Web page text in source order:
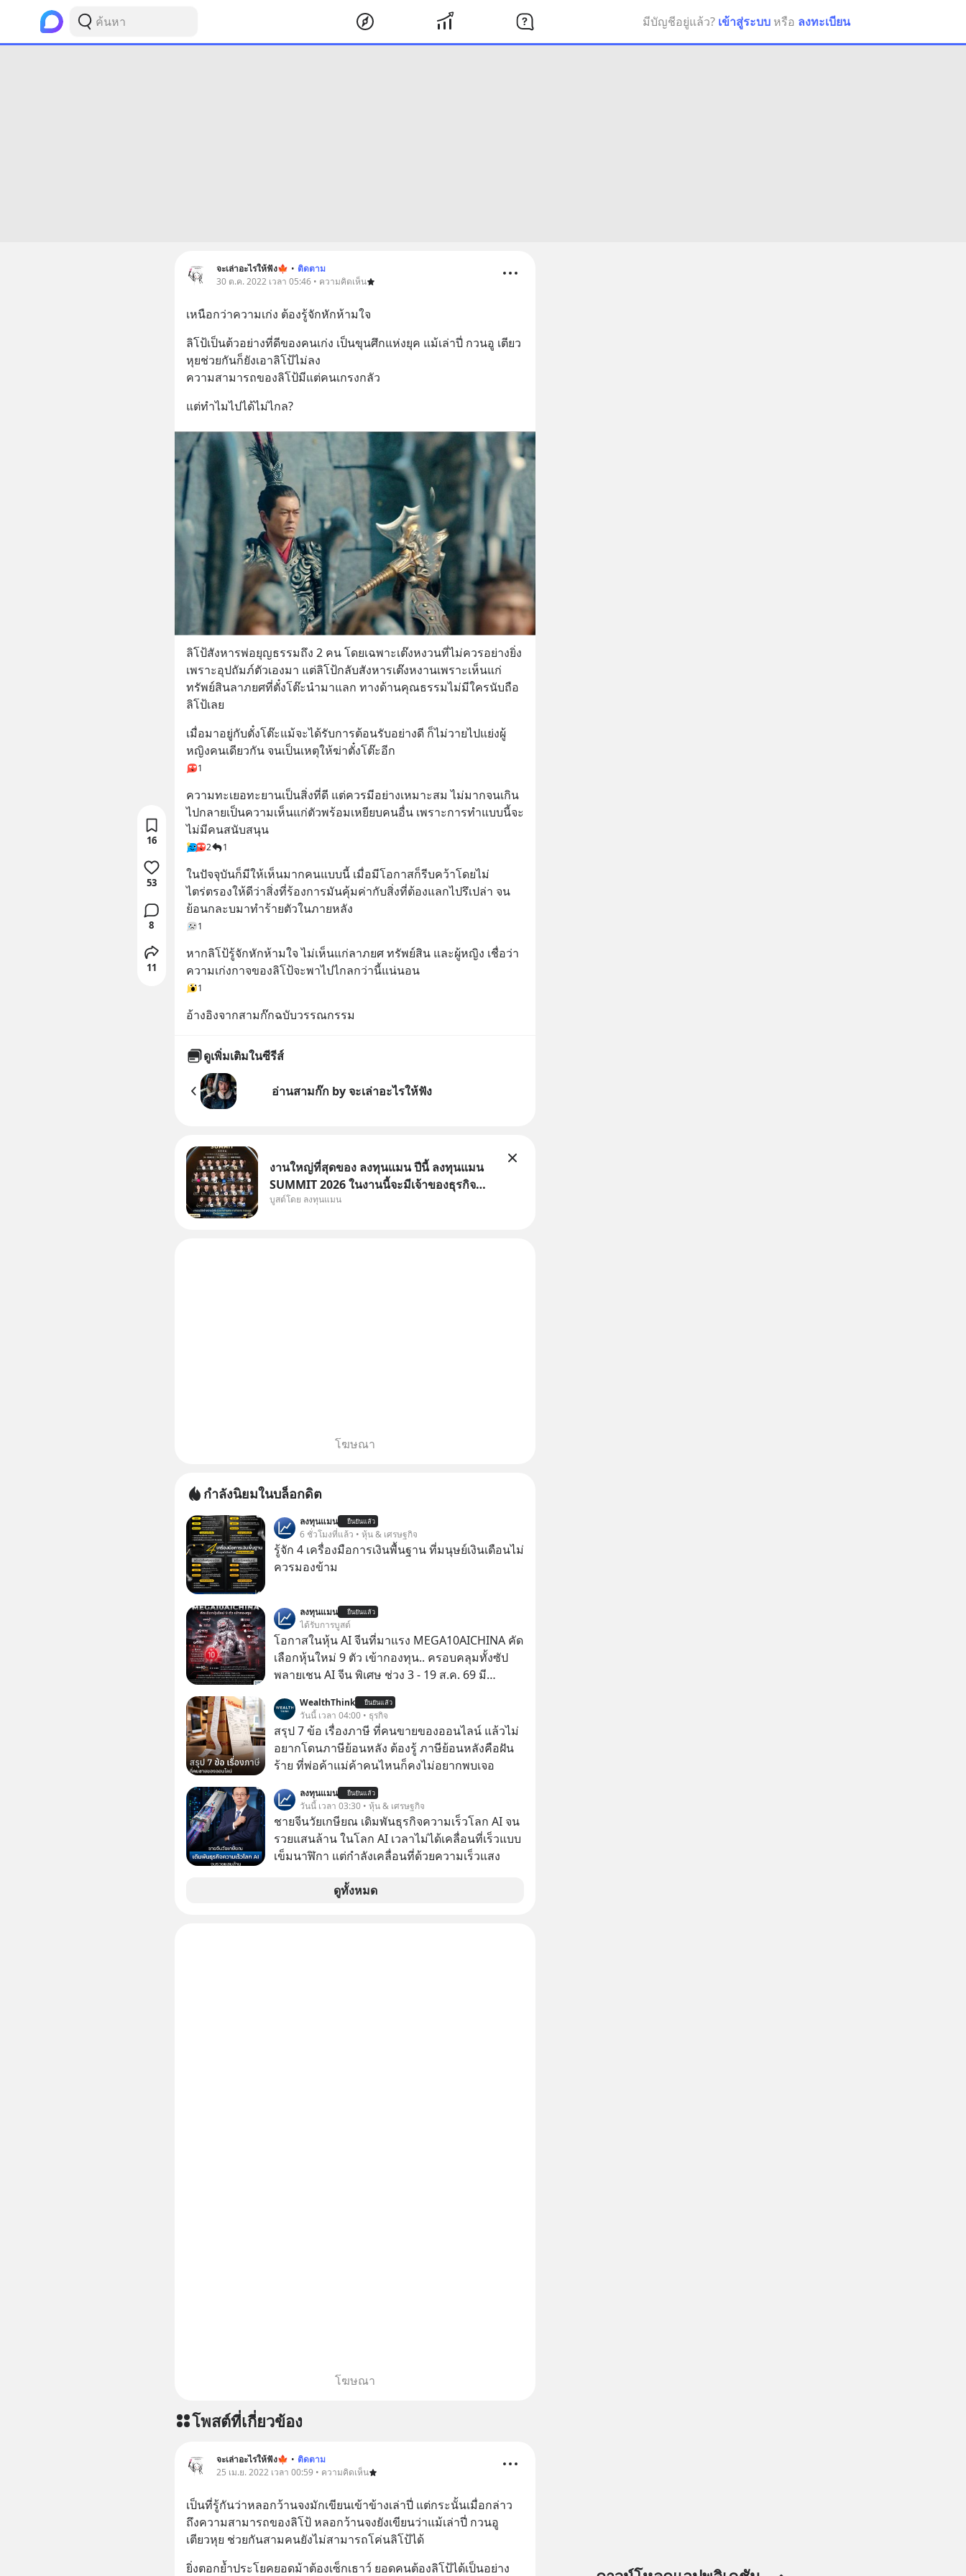
มีบัญชีอยู่แล้ว? เข้าสู่ระบบ หรือ ลงทะเบียน
จะเล่าอะไรให้ฟัง🍁 • ติดตาม
30 ต.ค. 2022 เวลา 05:46 • ความคิดเห็น
เหนือกว่าความเก่ง ต้องรู้จักหักห้ามใจ
ลิโป้เป็นต้วอย่างที่ดีของคนเก่ง เป็นขุนศึกแห่งยุค แม้เล่าปี่ กวนอู เตียว
หุยช่วยกันก็ยังเอาลิโป้ไม่ลง
ความสามารถของลิโป้มีแต่คนเกรงกลัว
แต่ทำไมไปได้ไม่ไกล?
ลิโป้สังหารพ่อยุญธรรมถึง 2 คน โดยเฉพาะเต๊งหงวนที่ไม่ควรอย่างยิ่ง
เพราะอุปถัมภ์ตัวเองมา แต่ลิโป้กลับสังหารเต๊งหงานเพราะเห็นแก่
ทรัพย์สินลาภยศที่ตั๋งโต๊ะนำมาแลก ทางด้านคุณธรรมไม่มีใครนับถือ
ลิโป้เลย
เมื่อมาอยู่กับตั๋งโต๊ะแม้จะได้รับการต้อนรับอย่างดี ก็ไม่วายไปแย่งผู้
หญิงคนเดียวกัน จนเป็นเหตุให้ฆ่าตั๋งโต๊ะอีก
1
ความทะเยอทะยานเป็นสิ่งที่ดี แต่ควรมีอย่างเหมาะสม ไม่มากจนเกิน
ไปกลายเป็นความเห็นแก่ตัวพร้อมเหยียบคนอื่น เพราะการทำแบบนี้จะ
ไม่มีคนสนับสนุน
2 1
ในปัจจุบันก็มีให้เห็นมากคนแบบนี้ เมื่อมีโอกาสก็รีบคว้าโดยไม่
ไตร่ตรองให้ดีว่าสิ่งที่ร้องการมันคุ้มค่ากับสิ่งที่ต้องแลกไปรึเปล่า จน
ย้อนกละบมาทำร้ายตัวในภายหลัง
1
หากลิโป้รู้จักหักห้ามใจ ไม่เห็นแก่ลาภยศ ทรัพย์สิน และผู้หญิง เชื่อว่า
ความเก่งกาจของลิโป้จะพาไปไกลกว่านี้แน่นอน
1
อ้างอิงจากสามก๊กฉบับวรรณกรรม
ดูเพิ่มเติมในซีรีส์
อ่านสามก๊ก by จะเล่าอะไรให้ฟัง
16
53
8
11
งานใหญ่ที่สุดของ ลงทุนแมน ปีนี้ ลงทุนแมน
SUMMIT 2026 ในงานนี้จะมีเจ้าของธุรกิจ
Dr.PONG, หมึกกรุบ, Srichand, Jones’
บูสต์โดย ลงทุนแมน
โฆษณา
กำลังนิยมในบล็อกดิต
ลงทุนแมน ยืนยันแล้ว
6 ชั่วโมงที่แล้ว • หุ้น & เศรษฐกิจ
รู้จัก 4 เครื่องมือการเงินพื้นฐาน ที่มนุษย์เงินเดือนไม่
ควรมองข้าม
ลงทุนแมน ยืนยันแล้ว
ได้รับการบูสต์
โอกาสในหุ้น AI จีนที่มาแรง MEGA10AICHINA คัด
เลือกหุ้นใหม่ 9 ตัว เข้ากองทุน.. ครอบคลุมทั้งซัป
พลายเชน AI จีน พิเศษ ช่วง 3 - 19 ส.ค. 69 มี
บาทขึ้นไป ฟรีค่าธรรมเนียมซื้อ
WealthThink ยืนยันแล้ว
วันนี้ เวลา 04:00 • ธุรกิจ
สรุป 7 ข้อ เรื่องภาษี ที่คนขายของออนไลน์ แล้วไม่
อยากโดนภาษีย้อนหลัง ต้องรู้ ภาษีย้อนหลังคือฝัน
ร้าย ที่พ่อค้าแม่ค้าคนไหนก็คงไม่อยากพบเจอ
ลงทุนแมน ยืนยันแล้ว
วันนี้ เวลา 03:30 • หุ้น & เศรษฐกิจ
ชายจีนวัยเกษียณ เดิมพันธุรกิจความเร็วโลก AI จน
รวยแสนล้าน ในโลก AI เวลาไม่ได้เคลื่อนที่เร็วแบบ
เข็มนาฬิกา แต่กำลังเคลื่อนที่ด้วยความเร็วแสง
ดูทั้งหมด
โฆษณา
โพสต์ที่เกี่ยวข้อง
จะเล่าอะไรให้ฟัง🍁 • ติดตาม
25 เม.ย. 2022 เวลา 00:59 • ความคิดเห็น
เป็นที่รู้กันว่าหลอกว้านจงมักเขียนเข้าข้างเล่าปี่ แต่กระนั้นเมื่อกล่าว
ถึงความสามารถของลิโป้ หลอกว้านจงยังเขียนว่าแม้เล่าปี่ กวนอู
เตียวหุย ช่วยกันสามคนยังไม่สามารถโค่นลิโป้ได้
ยิ่งตอกย้ำประโยคยอดม้าต้องเซ็กเธาว์ ยอดคนต้องลิโป้ได้เป็นอย่าง